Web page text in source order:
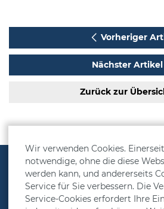
Wir verwenden Cookies.
notwendige, ohne die diese
werden kann, und andererseits
Service für Sie verbessern. Die
Service-Cookies erfordert Ihre
Vorheriger
Nächster Artikel
Zurück zur
Vorsorgelösungen
Rechner